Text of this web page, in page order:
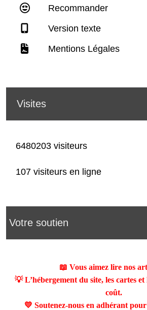
Recommander
Version texte
Mentions Légales
Visites
6480203 visiteurs
107 visiteurs en ligne
Votre soutien
📖 Vous aimez lire nos
💡 L’hébergement du site, les cartes
coût.
💛 Soutenez-nous en adhérant